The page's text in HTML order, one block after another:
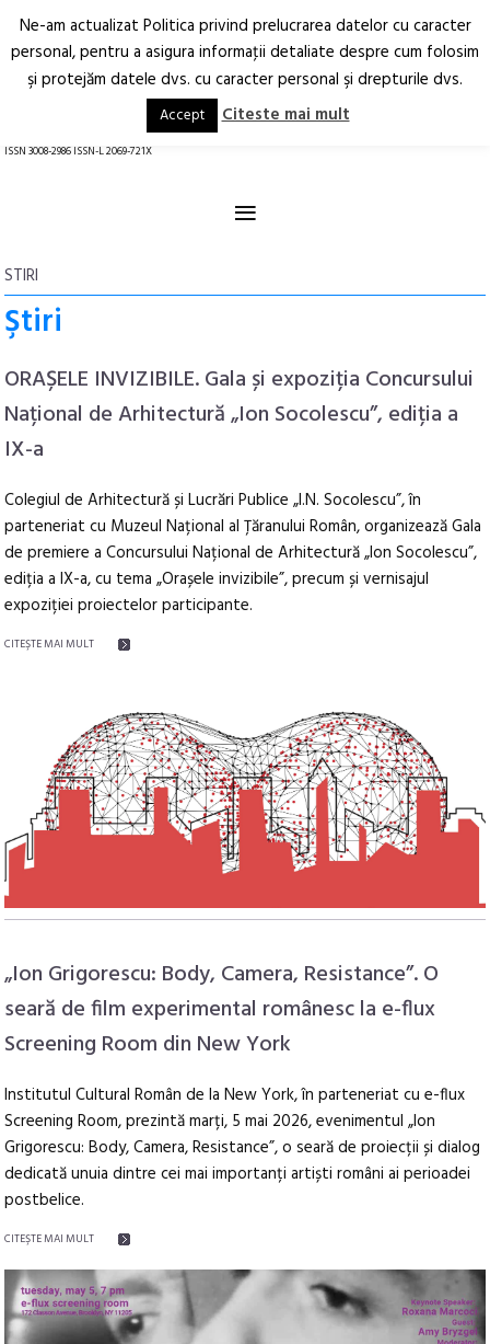
Arhitectură.
Oraș.
RO EN
ISSN 3008-2986 ISSN-L 2069-721X
≡
STIRI
Ştiri
ORAȘELE INVIZIBILE. Gala și expoziția Concursului
Național de Arhitectură „Ion Socolescu”, ediția a
IX-a
Colegiul de Arhitectură și Lucrări Publice „I.N. Socolescu”, în
parteneriat cu Muzeul Național al Țăranului Român, organizează Gala
de premiere a Concursului Național de Arhitectură „Ion Socolescu”,
ediția a IX-a, cu tema „Orașele invizibile”, precum și vernisajul
expoziției proiectelor participante.
CITEŞTE MAI MULT
„Ion Grigorescu: Body, Camera, Resistance”. O
seară de film experimental românesc la e-flux
Screening Room din New York
Institutul Cultural Român de la New York, în parteneriat cu e-flux
Screening Room, prezintă marți, 5 mai 2026, evenimentul „Ion
Grigorescu: Body, Camera, Resistance”, o seară de proiecții și dialog
dedicată unuia dintre cei mai importanți artiști români ai perioadei
postbelice.
CITEŞTE MAI MULT
Ne-am actualizat Politica privind prelucrarea datelor cu caracter
personal, pentru a asigura informaţii detaliate despre cum folosim
şi protejăm datele dvs. cu caracter personal şi drepturile dvs.
Accept Citeste mai mult